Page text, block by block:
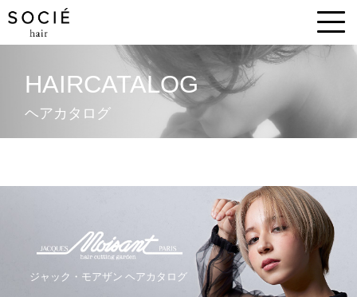
HAIRCATALOG
ヘアカタログ
ジャック・モアザン ヘアカタログ